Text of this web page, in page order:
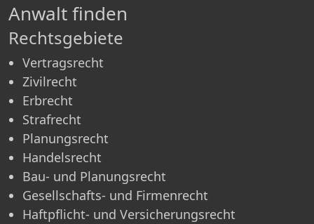
Anwalt finden
Rechtsgebiete
Vertragsrecht
Zivilrecht
Erbrecht
Strafrecht
Planungsrecht
Handelsrecht
Bau- und Planungsrecht
Gesellschafts- und Firmenrecht
Haftpflicht- und Versicherungsrecht